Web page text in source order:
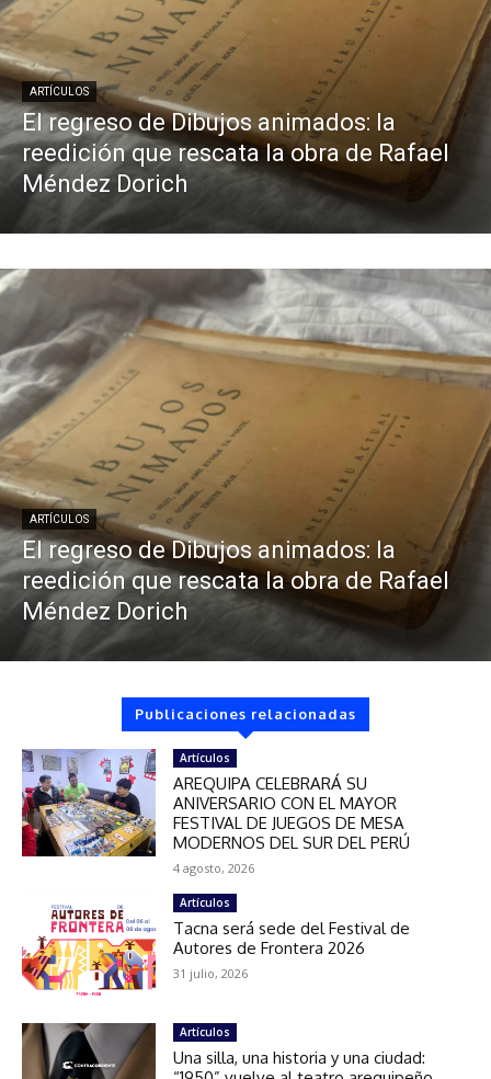
ARTÍCULOS
El regreso de Dibujos animados: la
reedición que rescata la obra de Rafael
Méndez Dorich
ARTÍCULOS
El regreso de Dibujos animados: la
reedición que rescata la obra de Rafael
Méndez Dorich
Publicaciones relacionadas
Artículos
AREQUIPA CELEBRARÁ SU
ANIVERSARIO CON EL MAYOR
FESTIVAL DE JUEGOS DE MESA
MODERNOS DEL SUR DEL PERÚ
4 agosto, 2026
Artículos
Tacna será sede del Festival de
Autores de Frontera 2026
31 julio, 2026
Artículos
Una silla, una historia y una ciudad: